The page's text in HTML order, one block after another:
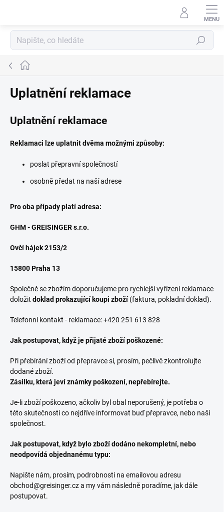
Hledat
Domů
Uplatnění reklamace
Uplatnění reklamace
Reklamaci lze uplatnit dvěma možnými způsoby:
poslat přepravní společností
osobně předat na naší adrese
Pro oba případy platí adresa:
GHM - GREISINGER s.r.o.
Ovčí hájek 2153/2
15800 Praha 13
Společně se zbožím doporučujeme pro rychlejší vyřízení reklamace
doložit doklad prokazující koupi zboží(faktura, pokladní doklad).
Telefonní kontakt - reklamace: +420 251 613 828
Jak postupovat, když je přijaté zboží poškozené:
Při přebírání zboží od přepravce si, prosím, pečlivě zkontrolujte
dodané zboží.
Zásilku, která jeví známky poškození, nepřebírejte.
Je-li zboží poškozeno, ačkoliv byl obal neporušený, je potřeba o
této skutečnosti co nejdříve informovat buď přepravce, nebo naši
společnost.
Jak postupovat, když bylo zboží dodáno nekompletní, nebo
neodpovídá objednanému typu:
Napište nám, prosím, podrobnosti na emailovou adresu
obchod@greisinger.cz a my vám následně poradíme, jak dále
postupovat.